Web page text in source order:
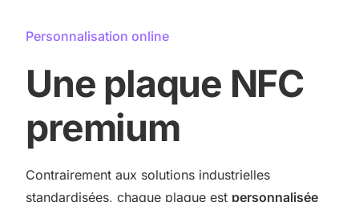
Personnalisation online
Une plaque NFC
premium
Contrairement aux solutions industrielles
standardisées, chaque plaque est personnalisée